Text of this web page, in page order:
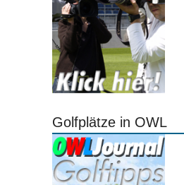
Golfplätze in OWL